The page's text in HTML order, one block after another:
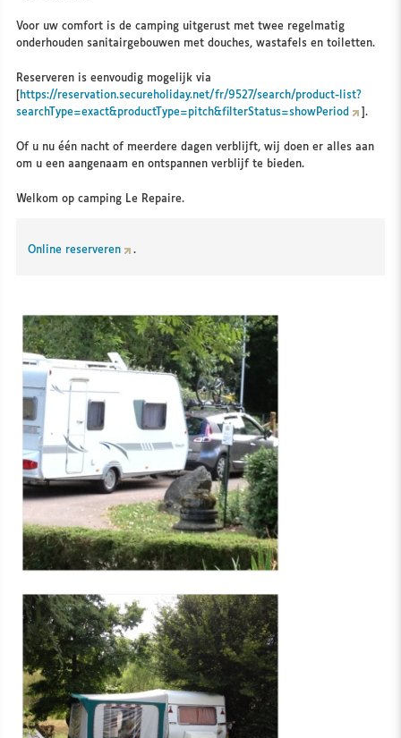
Voor uw comfort is de camping uitgerust met twee regelmatig
onderhouden sanitairgebouwen met douches, wastafels en toiletten.
Reserveren is eenvoudig mogelijk via
[ https://reservation.secureholiday.net/fr/9527/search/product-list?
searchType=exact&productType=pitch&filterStatus=showPeriod
].
Of u nu één nacht of meerdere dagen verblijft, wij doen er alles aan
om u een aangenaam en ontspannen verblijf te bieden.
Welkom op camping Le Repaire.
Online reserveren .